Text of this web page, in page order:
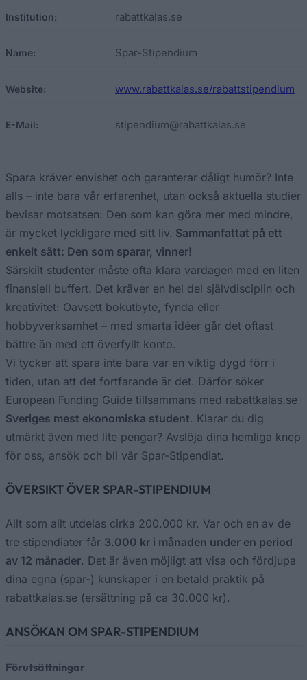
Institution: rabattkalas.se
Name: Spar-Stipendium
Website: www.rabattkalas.se/rabattstipendium
E-Mail: stipendium@rabattkalas.se
Spara kräver envishet och garanterar dåligt humör? Inte
alls – inte bara vår erfarenhet, utan också aktuella studier
bevisar motsatsen: Den som kan göra mer med mindre,
är mycket lyckligare med sitt liv. Sammanfattat på ett
enkelt sätt: Den som sparar, vinner!
Särskilt studenter måste ofta klara vardagen med en liten
finansiell buffert. Det kräver en hel del självdisciplin och
kreativitet: Oavsett bokutbyte, fynda eller
hobbyverksamhet – med smarta idéer går det oftast
bättre än med ett överfyllt konto.
Vi tycker att spara inte bara var en viktig dygd förr i
tiden, utan att det fortfarande är det. Därför söker
European Funding Guide tillsammans med rabattkalas.se
Sveriges mest ekonomiska student. Klarar du dig
utmärkt även med lite pengar? Avslöja dina hemliga knep
för oss, ansök och bli vår Spar-Stipendiat.
ÖVERSIKT ÖVER SPAR-STIPENDIUM
Allt som allt utdelas cirka 200.000 kr. Var och en av de
tre stipendiater får 3.000 kr i månaden under en period
av 12 månader. Det är även möjligt att visa och fördjupa
dina egna (spar-) kunskaper i en betald praktik på
rabattkalas.se (ersättning på ca 30.000 kr).
ANSÖKAN OM SPAR-STIPENDIUM
Förutsättningar